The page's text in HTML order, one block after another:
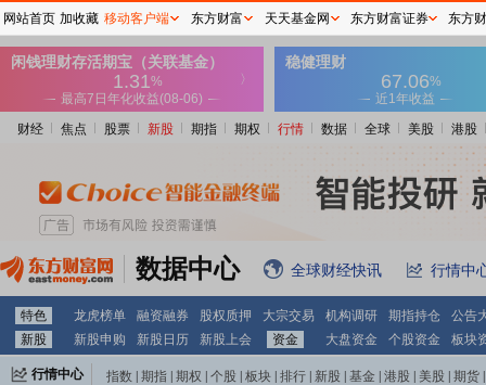
财经 焦点 股票 新股 期指 期权 行情 数据 全球 美股 港股
数据中心 全球财经快讯 行情中
特色 龙虎榜单 融资融券 股权质押 大宗交易 机构调研 期指持仓
公告
新股
新股申购 新股日历 新股上会 资金 大盘资金 个股资金 板块
行情中心 指数 期指 期权 个股 板块 排行 新股 基金 港股 美股 期货
网站首页 加收藏 移动客户端 东方财富 天天基金网 东方财富证券 东方